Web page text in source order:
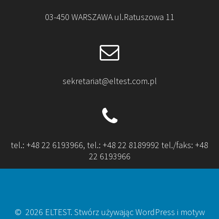
03-450 WARSZAWA ul.Ratuszowa 11
sekretariat@eltest.com.pl
tel.: +48 22 6193966, tel.: +48 22 8189992 tel./faks: +48
22 6193966
© 2026 ELTEST. Stwórz używając WordPress i motyw